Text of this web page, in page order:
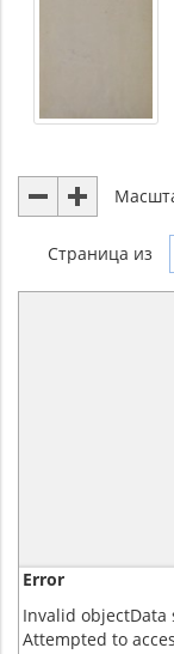
Страница из
Error
Invalid objectData
Attempted to